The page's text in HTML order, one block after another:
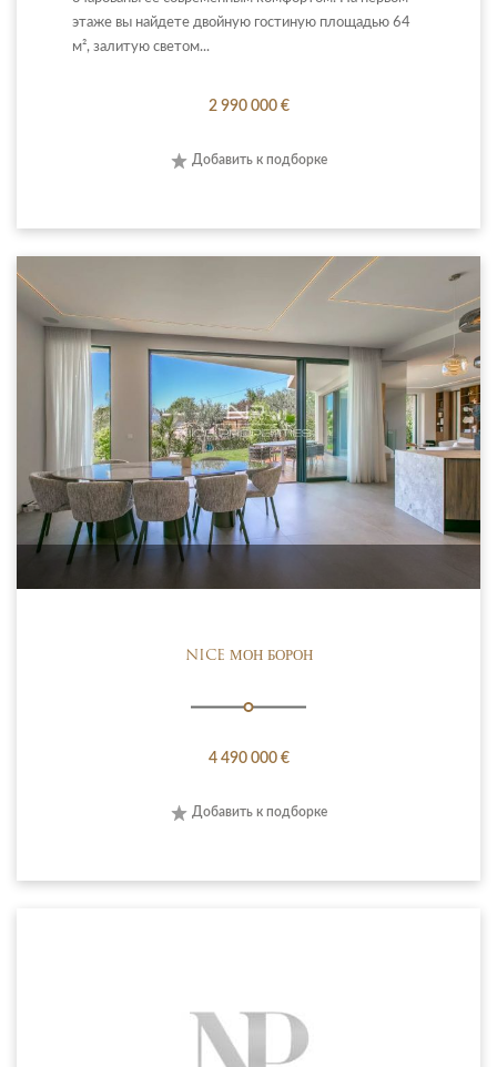
этаже вы найдете двойную гостиную площадью 64
м², залитую светом...
2 990 000 €
Добавить к подборке
NICE МОН БОРОН
4 490 000 €
Добавить к подборке